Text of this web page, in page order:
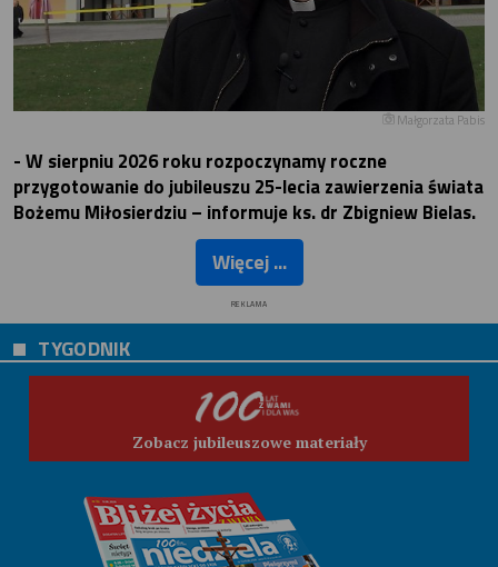
Małgorzata Pabis
- W sierpniu 2026 roku rozpoczynamy roczne
przygotowanie do jubileuszu 25-lecia zawierzenia świata
Bożemu Miłosierdziu – informuje ks. dr Zbigniew Bielas.
Więcej ...
REKLAMA
TYGODNIK
Zobacz jubileuszowe materiały